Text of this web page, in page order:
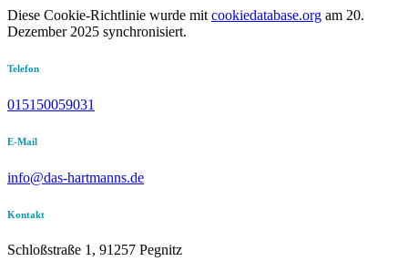
Diese Cookie-Richtlinie wurde mit cookiedatabase.org am 20.
Dezember 2025 synchronisiert.
Telefon
015150059031
E-Mail
info@das-hartmanns.de
Kontakt
Schloßstraße 1, 91257 Pegnitz